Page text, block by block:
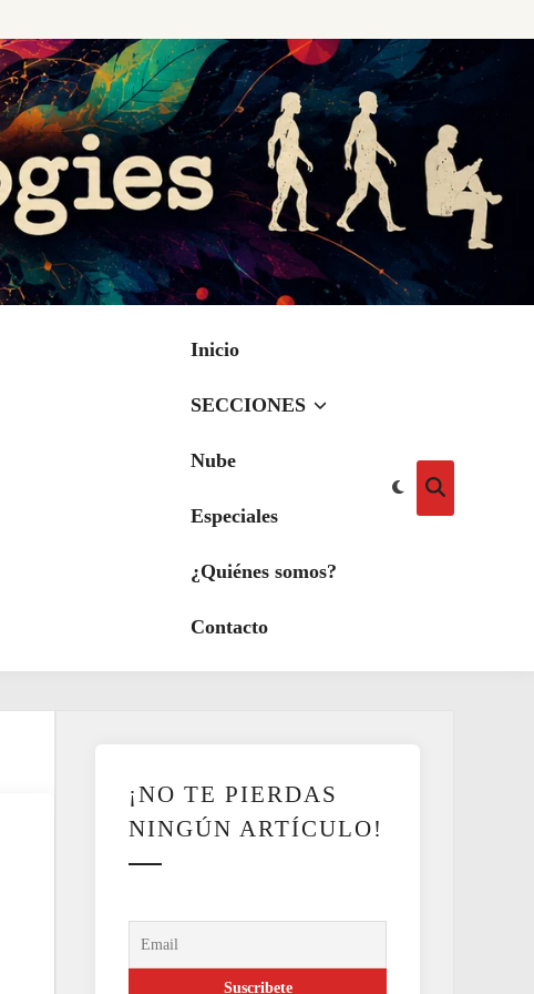
Inicio
SECCIONES
Nube
Especiales
¿Quiénes somos?
Contacto
Cambiar
Abrir
búsqueda
¡NO TE PIERDAS
NINGÚN ARTÍCULO!